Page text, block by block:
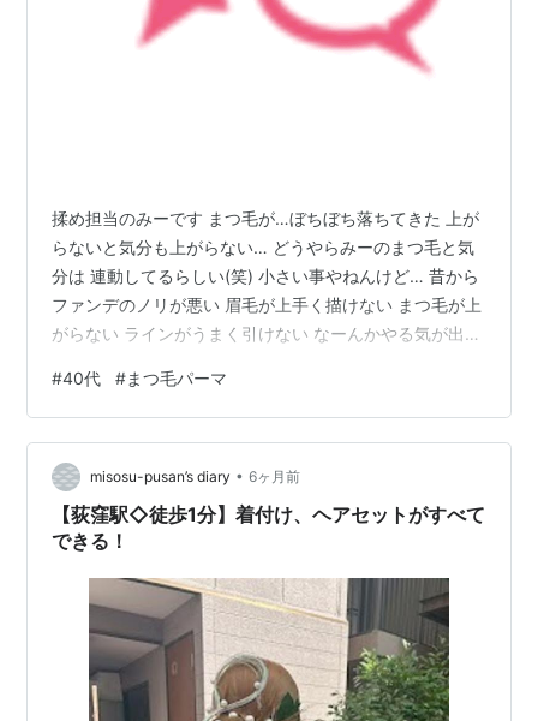
揉め担当のみーです まつ毛が…ぼちぼち落ちてきた 上が
らないと気分も上がらない… どうやらみーのまつ毛と気
分は 連動してるらしい(笑) 小さい事やねんけど… 昔から
ファンデのノリが悪い 眉毛が上手く描けない まつ毛が上
がらない ラインがうまく引けない なーんかやる気が出な
マ行くから それまでのガマン！ 朝から必死にまつ毛を上
げる… みーの気分もコレで上がるはず★ まだ火曜日だと
いうのにねー はぁ…ながー しかたないさ… ぼちぼち頑張
るとしますか！ ランキング参加中【公式】2026年開設ブ
ログ ランキング参加中【公式】はてなブログ初心者のグ
ル…
#40代 #まつ毛パーマ
misosu-pusan’s diary • 6ヶ月前
【荻窪駅◇徒歩1分】着付け、ヘアセットがすべて
できる！